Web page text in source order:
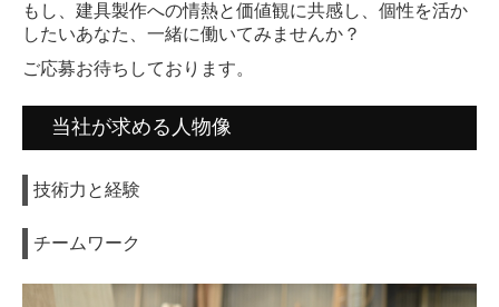
もし、建具製作への情熱と価値観に共感し、個性を活か
したいあなた、一緒に働いてみませんか？
ご応募お待ちしております。
当社が求める人物像
技術力と経験
チームワーク